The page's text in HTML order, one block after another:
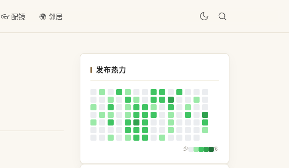
👓 配镜 🌍 邻居
发布热力
少 多